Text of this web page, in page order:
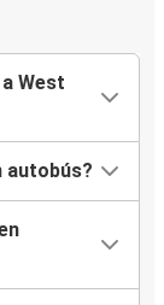
West
autobús?